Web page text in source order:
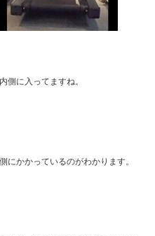
側に入ってますね。
にかかっているのがわかります。